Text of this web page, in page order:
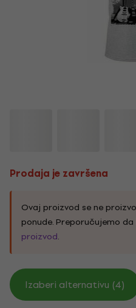
Prodaja je završena
Ovaj proizvod se ne
ponude. Preporučujemo
proizvod.
Izaberi alternativu (4)